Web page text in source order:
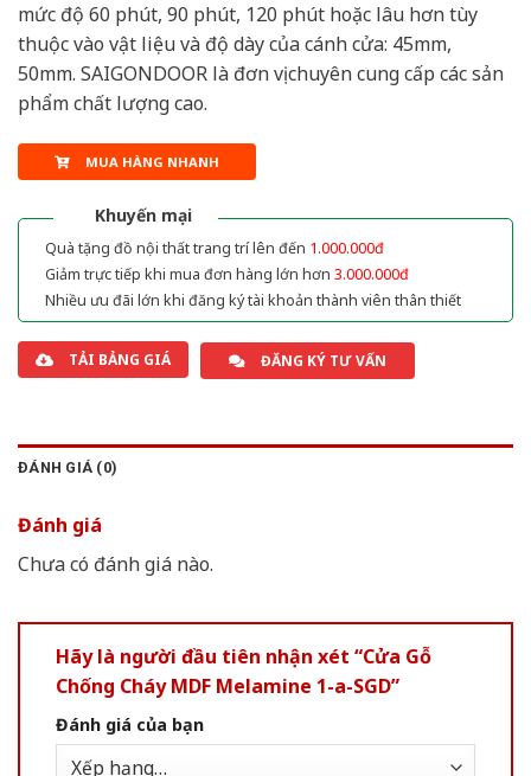
mức độ 60 phút, 90 phút, 120 phút hoặc lâu hơn tùy
thuộc vào vật liệu và độ dày của cánh cửa: 45mm,
50mm. SAIGONDOOR là đơn vị chuyên cung cấp các sản
phẩm chất lượng cao.
MUA HÀNG NHANH
Khuyến mại
Quà tặng đồ nội thất trang trí lên đến 1.000.000đ
Giảm trực tiếp khi mua đơn hàng lớn hơn 3.000.000đ
Nhiều ưu đãi lớn khi đăng ký tài khoản thành viên thân thiết
TẢI BẢNG GIÁ ĐĂNG KÝ TƯ VẤN
ĐÁNH GIÁ (0)
Đánh giá
Chưa có đánh giá nào.
Hãy là người đầu tiên nhận xét “Cửa Gỗ
Chống Cháy MDF Melamine 1-a-SGD”
Đánh giá của bạn